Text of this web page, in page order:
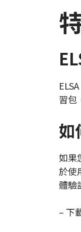
習包
如
如果
於使
體驗
– 下